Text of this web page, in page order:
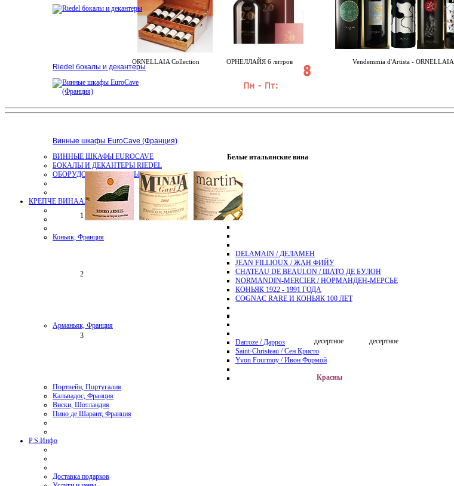
Riedel бокалы и декантеры
Винные шкафы EuroCave (Франция)
ВИННЫЕ ШКАФЫ EUROCAVE
БОКАЛЫ И ДЕКАНТЕРЫ RIEDEL
ОБОРУДОВАНИЕ ВИННЫХ ПОГРЕБОВ
КРЕПЧЕ ВИНААлкоголь
Коньяк, Франция
DELAMAIN / ДЕЛАМЕН
JEAN FILLIOUX / ЖАН ФИЙУ
CHATEAU DE BEAULON / ШАТО ДЕ БУЛОН
NORMANDIN-MERCIER / НОРМАНДЕН-МЕРСЬЕ
КОНЬЯК 1922 - 1991 ГОДА
COGNAC RARE И КОНЬЯК 100 ЛЕТ
Арманьяк, Франция
Darroze / Дарроз
Saint-Christeau / Сен Кристо
Yvon Fourmoy / Ивон Формой
Портвейн, Португалия
Кальвадос, Франция
Виски, Шотландия
Пино де Шарант, Франция
P.S.Инфо
Доставка подарков
ORNELLAIA Collection ОРНЕЛЛАЙЯ 6 литров Vendemmia d'Artista - ORNELLAIA
Белые итальянские вина
1
2
3
десертное десертное
Красны